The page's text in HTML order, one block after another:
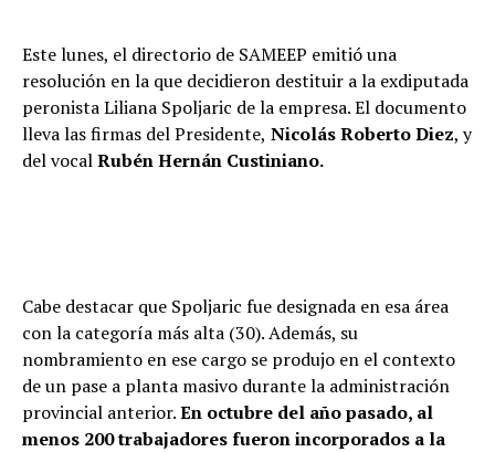
Este lunes, el directorio de SAMEEP emitió una
resolución en la que decidieron destituir a la exdiputada
peronista Liliana Spoljaric de la empresa. El documento
lleva las firmas del Presidente, Nicolás Roberto Diez, y
del vocalRubén Hernán Custiniano.
Cabe destacar que Spoljaric fue designada en esa área
con la categoría más alta (30). Además, su
nombramiento en ese cargo se produjo en el contexto
de un pase a planta masivo durante la administración
provincial anterior.En octubre del año pasado, al
menos 200 trabajadores fueron incorporados a la